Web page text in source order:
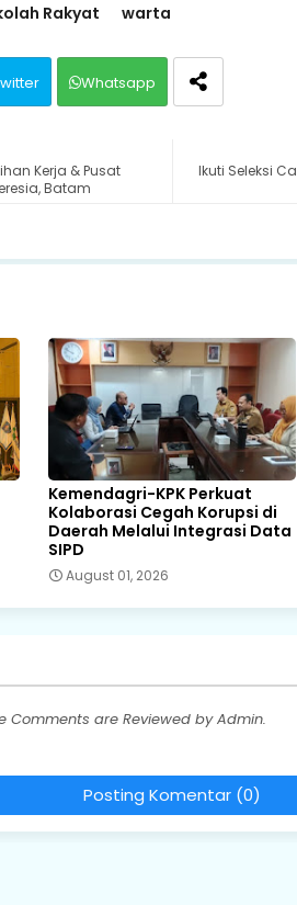
Rakyat warta
Whatsapp
Ikuti Seleksi
Kerja & Pusat
Batam
Kemendagri-KPK Perkuat
Kolaborasi Cegah Korupsi di
Daerah Melalui Integrasi Data
SIPD
August 01, 2026
Comments are Reviewed by Admin.
Posting Komentar (0)